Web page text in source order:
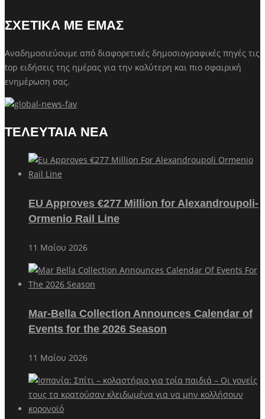
ΣΧΕΤΙΚΑ ΜΕ ΕΜΑΣ
Αναδημοσιεύουμε από διαφορετικές δημοσιογραφικές πηγές τις
top ειδήσεις της ημέρας για την καλύτερη και πιο σφαιρική
ενημέρωση σας.
ΤΕΛΕΥΤΑΙΑ ΝΕΑ
EU Approves €277 Million for Alexandroupoli-
Ormenio Rail Line
11 Μαΐου 2026
Mar-Bella Collection Announces Calendar of
Events for the 2026 Season
11 Μαΐου 2026